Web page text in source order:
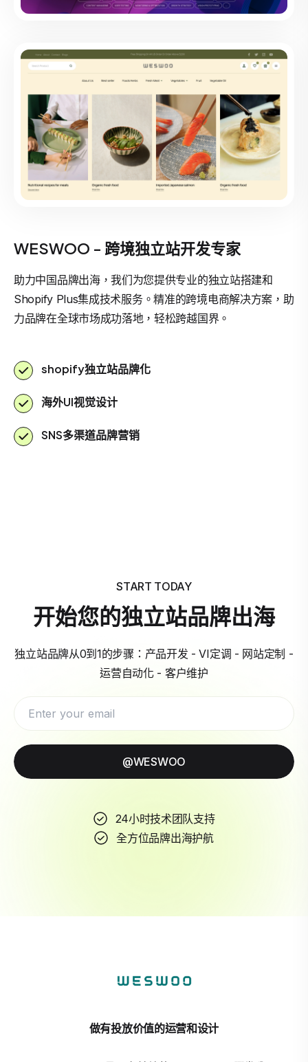
WESWOO - 跨境独立站开发专家
助力中国品牌出海，我们为您提供专业的独立站搭建和
Shopify Plus集成技术服务。精准的跨境电商解决方案，助
力品牌在全球市场成功落地，轻松跨越国界。
shopify独立站品牌化
海外UI视觉设计
SNS多渠道品牌营销
START TODAY
开始您的独立站品牌出海
独立站品牌从0到1的步骤：产品开发 - VI定调 - 网站定制 -
运营自动化 - 客户维护
@WESWOO
24小时技术团队支持
全方位品牌出海护航
做有投放价值的运营和设计